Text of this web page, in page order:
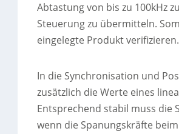
Abtastung von bis zu 100kHz
Steuerung zu übermitteln.
eingelegte Produkt verifizieren.
In die Synchronisation und
zusätzlich die Werte eines
Entsprechend stabil muss die
wenn die Spanungskräfte